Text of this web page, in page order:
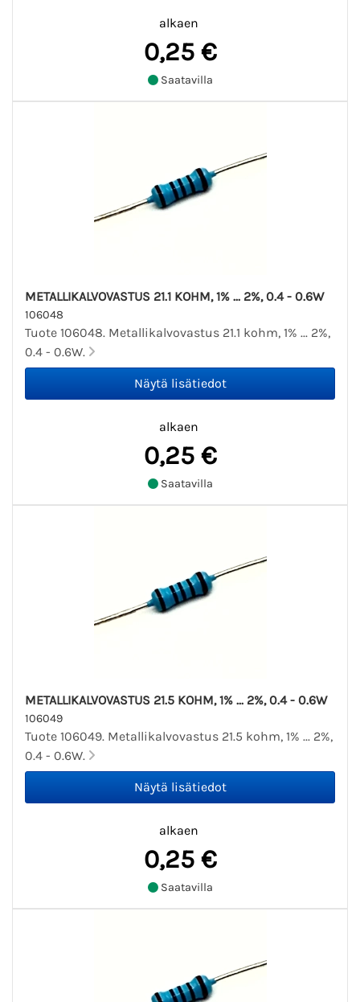
alkaen
0,25 €
Saatavilla
METALLIKALVOVASTUS 21.1 KOHM, 1% ... 2%, 0.4 - 0.6W
106048
Tuote 106048. Metallikalvovastus 21.1 kohm, 1% ... 2%,
0.4 - 0.6W.
alkaen
0,25 €
Saatavilla
METALLIKALVOVASTUS 21.5 KOHM, 1% ... 2%, 0.4 - 0.6W
106049
Tuote 106049. Metallikalvovastus 21.5 kohm, 1% ... 2%,
0.4 - 0.6W.
alkaen
0,25 €
Saatavilla